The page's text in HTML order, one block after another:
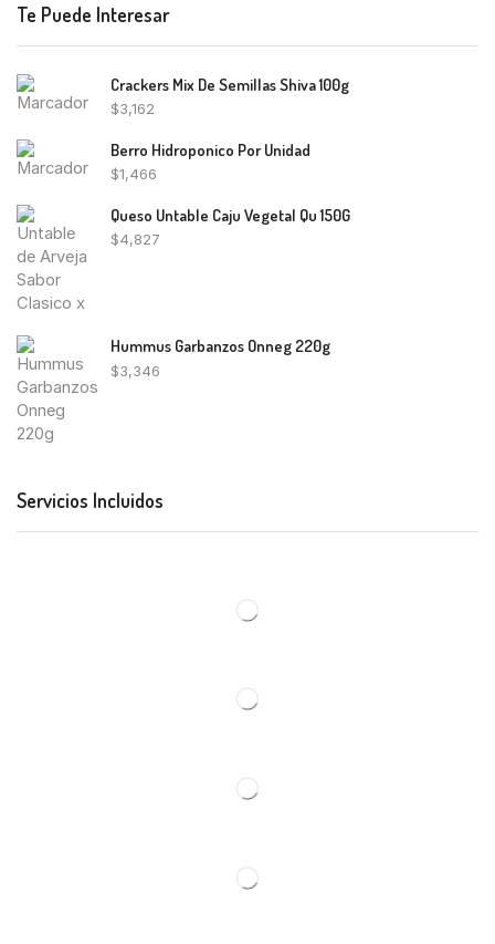
Te Puede Interesar
Crackers Mix De Semillas Shiva 100g
$3,162
Berro Hidroponico Por Unidad
$1,466
Queso Untable Caju Vegetal Qu 150G
$4,827
Hummus Garbanzos Onneg 220g
$3,346
Servicios Incluidos